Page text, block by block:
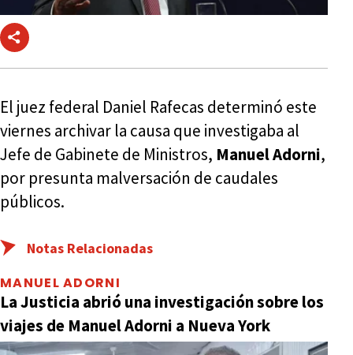
El juez federal Daniel Rafecas determinó este
viernes archivar la causa que investigaba al
Jefe de Gabinete de Ministros, Manuel Adorni,
por presunta malversación de caudales
públicos.
Notas Relacionadas
MANUEL ADORNI
La Justicia abrió una investigación sobre los
viajes de Manuel Adorni a Nueva York